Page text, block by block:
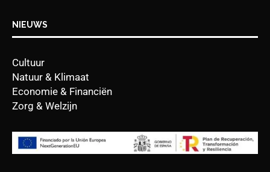
NIEUWS
Cultuur
Natuur & Klimaat
Economie & Financiën
Zorg & Welzijn